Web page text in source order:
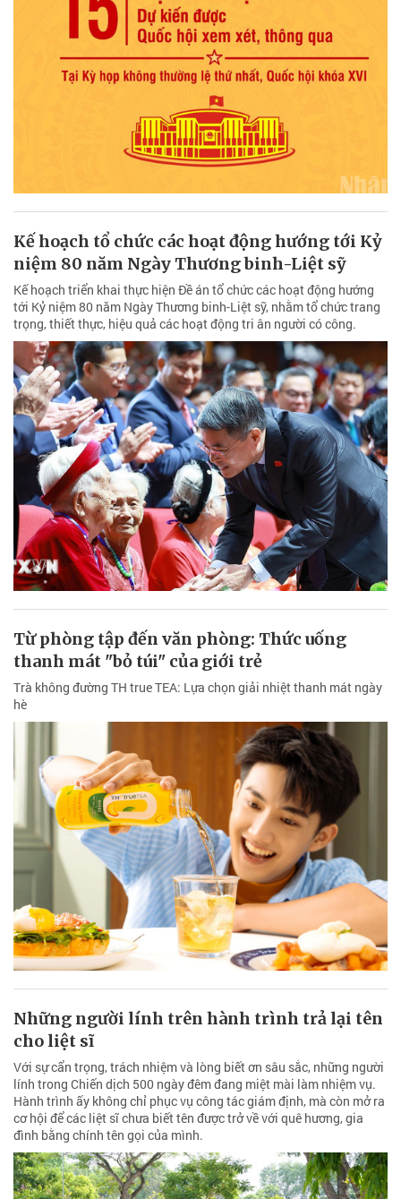
Kế hoạch tổ chức các hoạt động hướng tới Kỷ
niệm 80 năm Ngày Thương binh-Liệt sỹ
Kế hoạch triển khai thực hiện Đề án tổ chức các hoạt động hướng
tới Kỷ niệm 80 năm Ngày Thương binh-Liệt sỹ, nhằm tổ chức trang
trọng, thiết thực, hiệu quả các hoạt động tri ân người có công.
Từ phòng tập đến văn phòng: Thức uống
thanh mát "bỏ túi" của giới trẻ
Trà không đường TH true TEA: Lựa chọn giải nhiệt thanh mát ngày
hè
Những người lính trên hành trình trả lại tên
cho liệt sĩ
Với sự cẩn trọng, trách nhiệm và lòng biết ơn sâu sắc, những người
lính trong Chiến dịch 500 ngày đêm đang miệt mài làm nhiệm vụ.
Hành trình ấy không chỉ phục vụ công tác giám định, mà còn mở ra
cơ hội để các liệt sĩ chưa biết tên được trở về với quê hương, gia
đình bằng chính tên gọi của mình.